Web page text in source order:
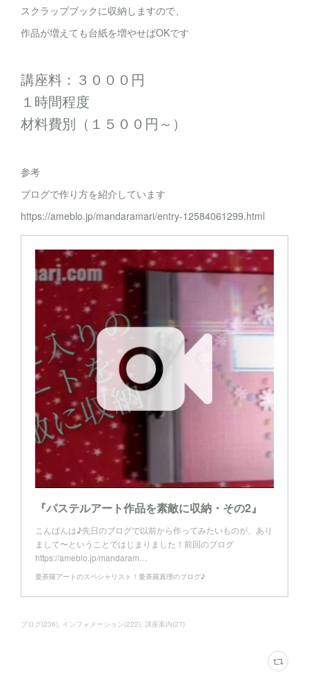
スクラップブックに収納しますので、
作品が増えても台紙を増やせばOKです
講座料：３０００円
１時間程度
材料費別（１５００円～）
参考
ブログで作り方を紹介しています
https://ameblo.jp/mandaramari/entry-12584061299.html
『パステルアート作品を素敵に収納・その2』
こんばんは♪先日のブログで以前から作ってみたいものが、あり
まして〜ということではじまりました！前回のブログ
https://ameblo.jp/mandaram…
曼荼羅アートのスペシャリスト！曼荼羅真理のブログ♪
ブログ(236) インフォメーション(222) 講座案内(27)